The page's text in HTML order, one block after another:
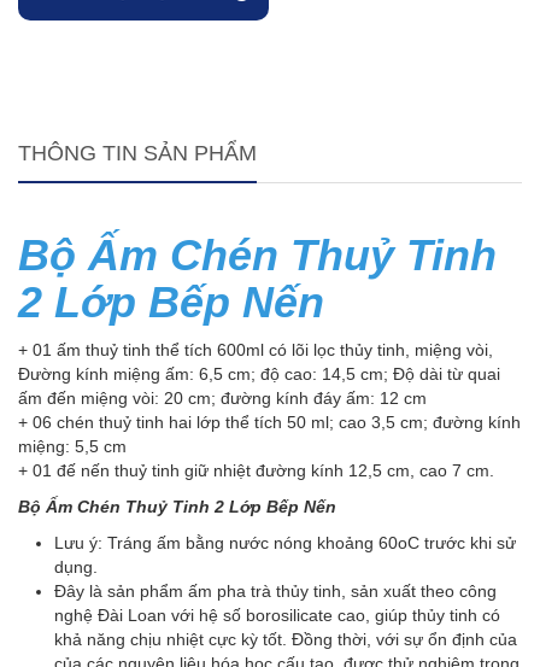
THÔNG TIN SẢN PHẨM
Bộ Ấm Chén Thuỷ Tinh
2 Lớp Bếp Nến
+ 01 ấm thuỷ tinh thể tích 600ml có lõi lọc thủy tinh, miệng vòi,
Đường kính miệng ấm: 6,5 cm; độ cao: 14,5 cm; Độ dài từ quai
ấm đến miệng vòi: 20 cm; đường kính đáy ấm: 12 cm
+ 06 chén thuỷ tinh hai lớp thể tích 50 ml; cao 3,5 cm; đường kính
miệng: 5,5 cm
+ 01 đế nến thuỷ tinh giữ nhiệt đường kính 12,5 cm, cao 7 cm.
Bộ Ấm Chén Thuỷ Tinh 2 Lớp Bếp Nến
Lưu ý: Tráng ấm bằng nước nóng khoảng 60oC trước khi sử
dụng.
Đây là sản phẩm ấm pha trà thủy tinh, sản xuất theo công
nghệ Đài Loan với hệ số borosilicate cao, giúp thủy tinh có
khả năng chịu nhiệt cực kỳ tốt. Đồng thời, với sự ổn định của